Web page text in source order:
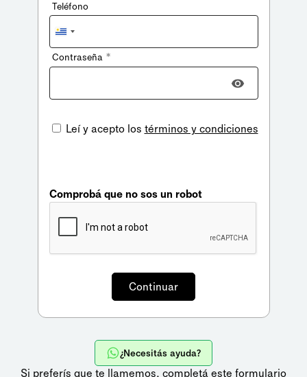
Teléfono
Uruguay
+598
Contraseña *
Leí y acepto los términos y condiciones
Comprobá que no sos un robot
¿Necesitás ayuda?
Si preferís que te llamemos, completá este formulario